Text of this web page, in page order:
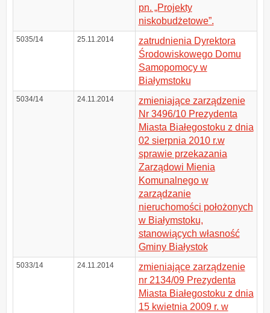
pn. „Projekty
niskobudżetowe”.
5035/14 25.11.2014
zatrudnienia Dyrektora
Środowiskowego Domu
Samopomocy w
Białymstoku
5034/14 24.11.2014
zmieniające zarządzenie
Nr 3496/10 Prezydenta
Miasta Białegostoku z dnia
02 sierpnia 2010 r.w
sprawie przekazania
Zarządowi Mienia
Komunalnego w
zarządzanie
nieruchomości położonych
w Białymstoku,
stanowiących własność
Gminy Białystok
5033/14 24.11.2014
zmieniające zarządzenie
nr 2134/09 Prezydenta
Miasta Białegostoku z dnia
15 kwietnia 2009 r. w